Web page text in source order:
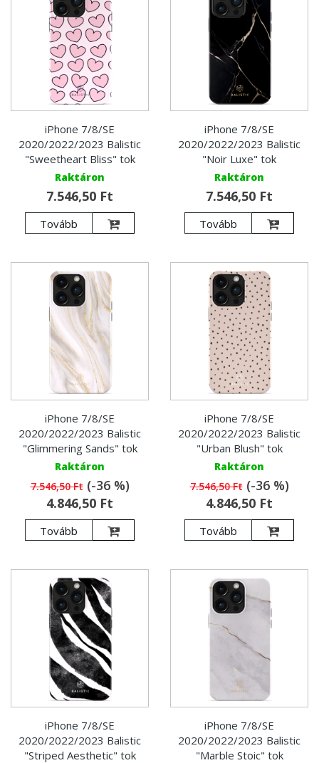
iPhone 7/8/SE
2020/2022/2023 Balistic
"Sweetheart Bliss" tok
Raktáron
7.546,50 Ft
Tovább
iPhone 7/8/SE
2020/2022/2023 Balistic
"Noir Luxe" tok
Raktáron
7.546,50 Ft
Tovább
iPhone 7/8/SE
2020/2022/2023 Balistic
"Glimmering Sands" tok
Raktáron
7.546,50 Ft(-36 %)
4.846,50 Ft
Tovább
iPhone 7/8/SE
2020/2022/2023 Balistic
"Urban Blush" tok
Raktáron
7.546,50 Ft(-36 %)
4.846,50 Ft
Tovább
iPhone 7/8/SE
2020/2022/2023 Balistic
"Striped Aesthetic" tok
iPhone 7/8/SE
2020/2022/2023 Balistic
"Marble Stoic" tok